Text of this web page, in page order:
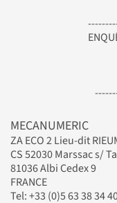
MECANUMERIC
ZA ECO 2 Lieu-dit
CS 52030 Marssac s/
81036 Albi Cedex 9
FRANCE
Tel: +33 (0)5 63 38 34